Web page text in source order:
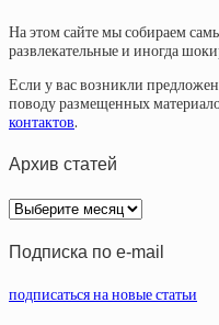
На этом сайте мы собираем
развлекательные и иногда
Если у вас возникли
поводу размещенных
контактов.
Архив статей
Архив
статей
Подписка по e-mail
подписаться на новые статьи